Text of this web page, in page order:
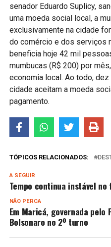
senador Eduardo Suplicy,
uma moeda social local, a
exclusivamente na cidade
do comércio e dos serviços
beneficia hoje 42 mil
mumbucas (R$ 200) por
economia local. Ao todo,
cidade aceitam a moeda
pagamento.
TÓPICOS RELACIONADOS:
A SEGUIR
Tempo continua instável no
NÃO PERCA
Em Maricá, governada pelo
Bolsonaro no 2º turno